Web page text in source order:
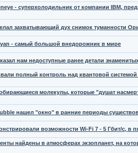
- суперхолодильник от компании IBM,
захватывающий дух снимок туманности
- cамый большой внедорожник в мире
нам недоступные ранее детали
полный контроль над квантовой
молекулы, которые "душат
нашел "окно" в ранние периоды
возможности Wi-Fi 7 - 5 Гбит/с, в
найдены в атмосферах экзопланет, на